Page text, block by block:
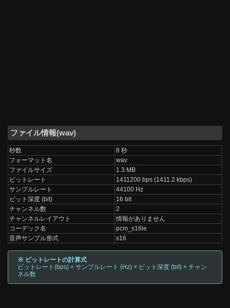
ファイル情報(wav)
秒数
8 秒
フォーマット名
wav
ファイルサイズ
1.3 MB
ビットレート
1411200 bps (1411.2 kbps)
サンプルレート
44100 Hz
ビット深度 (bit)
16 bit
チャンネル数
2
チャンネルレイアウト
情報がありません
コーデック名
pcm_s16le
音声サンプル形式
s16
※ ビットレートの計算式
ビットレート(bps) = サンプルレート (Hz) × ビット深度 (bit) × チャン
ネル数